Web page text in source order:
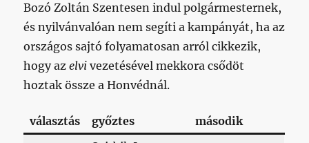
Bozó Zoltán Szentesen indul polgármesternek,
és nyilvánvalóan nem segíti a kampányát, ha az
országos sajtó folyamatosan arról cikkezik,
hogy azelvi vezetésével mekkora csődöt
hoztak össze a Honvédnál.
választás győztes második